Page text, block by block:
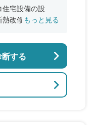
宅設備の設
改修、窓やド
もっと見る
する